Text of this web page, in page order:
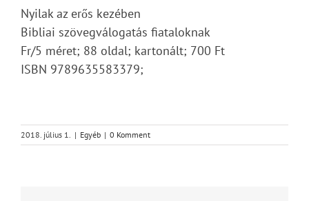
Nyilak az erős kezében
Bibliai szövegválogatás fiataloknak
Fr/5 méret; 88 oldal; kartonált; 700 Ft
ISBN 9789635583379;
2018. július 1. | Egyéb | 0 Komment